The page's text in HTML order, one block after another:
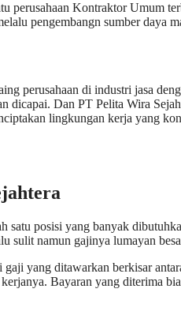
perusahaan Kontraktor Umum
pengembangn sumber daya
perusahaan di industri jasa
dicapai. Dan PT Pelita Wira
lingkungan kerja yang
satu posisi yang banyak
sulit namun gajinya lumayan
yang ditawarkan berkisar
Bayaran yang diterima